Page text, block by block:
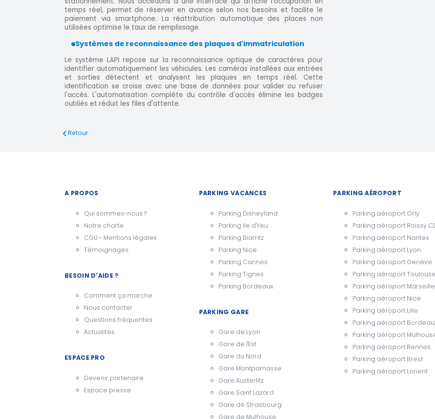
temps réel, permet de réserver en avance selon nos besoins et facilite le
paiement via smartphone. La réattribution automatique des places non
utilisées optimise le taux de remplissage.
Systèmes de reconnaissance des plaques d'immatriculation
Le système LAPI repose sur la reconnaissance optique de caractères pour
identifier automatiquement les véhicules. Les caméras installées aux entrées
et sorties détectent et analysent les plaques en temps réel. Cette
identification se croise avec une base de données pour valider ou refuser
l'accès. L'automatisation complète du contrôle d'accès élimine les badges
oubliés et réduit les files d'attente.
Retour
A PROPOS
Qui sommes-nous ?
Notre charte
CGU - Mentions légales
Témoignages
BESOIN D'AIDE ?
Comment ça marche
Nous contacter
Questions fréquentes
Actualités
ESPACE PRO
Devenir partenaire
Espace presse
PARKING VACANCES
Parking Disneyland
Parking Ile d'Yeu
Parking Biarritz
Parking Nice
Parking Cannes
Parking Tignes
Parking Bordeaux
PARKING GARE
Gare de Lyon
Gare de l'Est
Gare du Nord
Gare Montparnasse
Gare Austerlitz
Gare Saint Lazard
Gare de Strasbourg
Gare de Mulhouse
PARKING AÉROPORT
Parking aéroport Orly
Parking aéroport Roissy
Parking aéroport Nantes
Parking aéroport Lyon
Parking aéroport Genève
Parking aéroport
Parking aéroport Marseille
Parking aéroport Nice
Parking aéroport Lille
Parking aéroport
Parking aéroport
Parking aéroport Rennes
Parking aéroport Brest
Parking aéroport Lorient